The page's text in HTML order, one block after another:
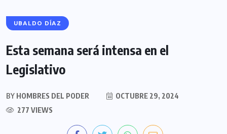
UBALDO DÍAZ
Esta semana será intensa en el
Legislativo
BY HOMBRES DEL PODER
OCTUBRE 29, 2024
277 VIEWS